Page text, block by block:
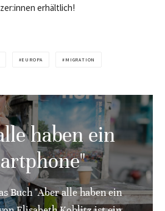
erhältlich!
EUROPA MIGRATION
haben ein
Buch "Aber alle haben ein